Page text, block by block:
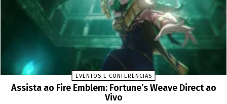
EVENTOS E CONFERÊNCIAS
Assista ao Fire Emblem: Fortune’s Weave Direct ao
Vivo